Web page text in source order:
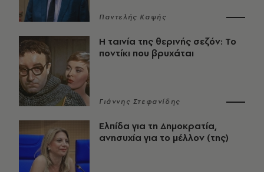
Παντελής Καψής
Η ταινία της θερινής σεζόν: Το
ποντίκι που βρυχάται
Γιάννης Στεφανίδης
Ελπίδα για τη Δημοκρατία,
ανησυχία για το μέλλον (της)